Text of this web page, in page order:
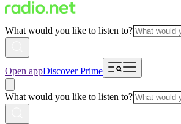
What would you like to listen to?
Open appDiscover Prime
What would you like to listen to?